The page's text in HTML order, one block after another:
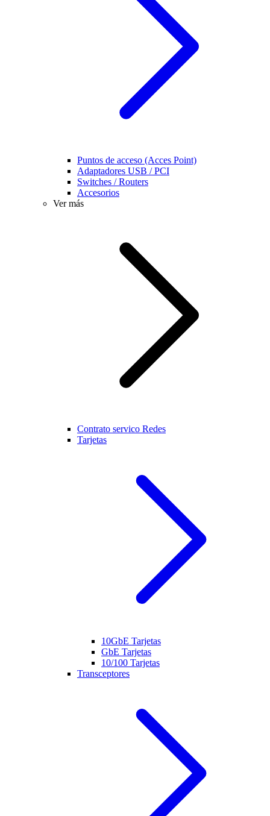
Puntos de acceso (Acces Point)
Adaptadores USB / PCI
Switches / Routers
Accesorios
Ver más
Contrato servico Redes
Tarjetas
10GbE Tarjetas
GbE Tarjetas
10/100 Tarjetas
Transceptores